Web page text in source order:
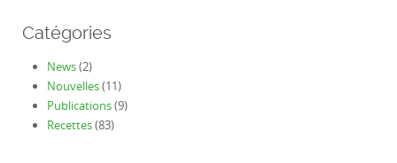
Catégories
News(2)
Nouvelles(11)
Publications(9)
Recettes(83)